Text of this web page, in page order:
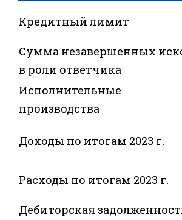
Кредитный лимит
Сумма незавершенных
в роли ответчика
Исполнительные
производства
Доходы по итогам 2023 г.
Расходы по итогам 2023 г.
Дебиторская